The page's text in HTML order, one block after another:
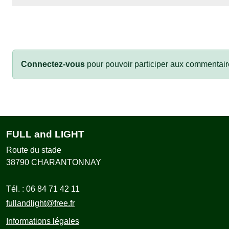
Connectez-vous pour pouvoir participer aux
FULL and LIGHT
Route du stade
38790 CHARANTONNAY
Tél. : 06 84 71 42 11
fullandlight@free.fr
Informations légales